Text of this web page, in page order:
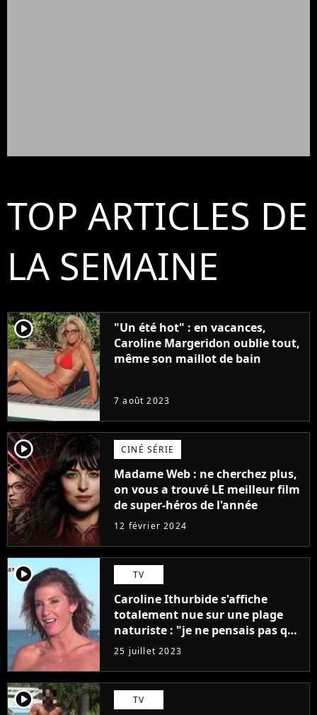
TOP ARTICLES DE
LA SEMAINE
player2
"Un été hot" : en vacances,
Caroline Margeridon oublie tout,
même son maillot de bain
7 août 2023
player2 CINÉ SÉRIE
Madame Web : ne cherchez plus,
on vous a trouvé LE meilleur film
de super-héros de l'année
12 février 2024
player2 TV
Caroline Ithurbide s'affiche
totalement nue sur une plage
naturiste : "je ne pensais pas que
j'arriverais à le faire..."
25 juillet 2023
player2 TV